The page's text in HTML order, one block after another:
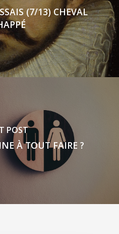
(7/13) CHEVAL
POST
À TOUT FAIRE ?